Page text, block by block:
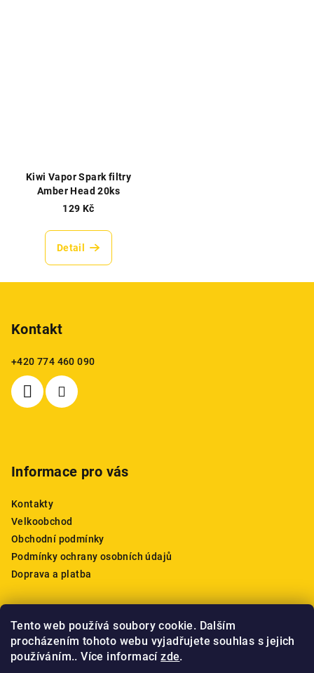
Tento web používá soubory cookie. Dalším
procházením tohoto webu vyjadřujete souhlas s jejich
používáním.. Více informacízde.
Kiwi Vapor Spark filtry
Amber Head 20ks
129 Kč
Detail
Kontakt
+420 774 460 090
Informace pro vás
Kontakty
Velkoobchod
Obchodní podmínky
Podmínky ochrany osobních údajů
Doprava a platba
Nákupní košík